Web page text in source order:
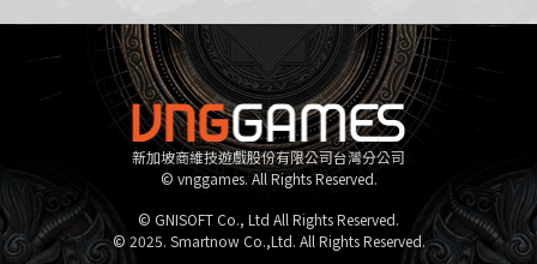
新加坡商維技遊戲股份有限公司台灣分公司
© vnggames. All Rights Reserved.
© GNISOFT Co., Ltd All Rights Reserved.
© 2025. Smartnow Co.,Ltd. All Rights Reserved.